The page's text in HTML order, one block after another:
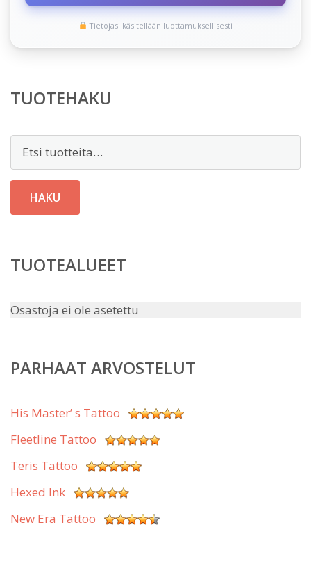
Tietojasi käsitellään luottamuksellisesti
TUOTEHAKU
Etsi:
HAKU
TUOTEALUEET
Osastoja ei ole asetettu
PARHAAT ARVOSTELUT
His Master’ s Tattoo
Fleetline Tattoo
Teris Tattoo
Hexed Ink
New Era Tattoo